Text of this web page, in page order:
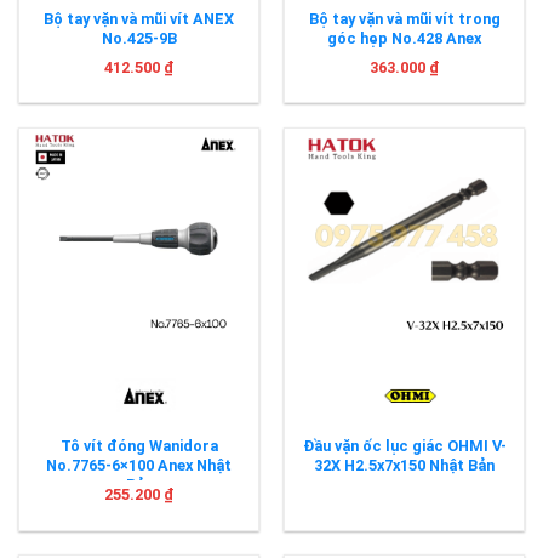
Bộ tay vặn và mũi vít ANEX
No.425-9B
412.500 ₫
Bộ tay vặn và mũi vít trong
góc hẹp No.428 Anex
363.000 ₫
Tô vít đóng Wanidora
No.7765-6×100 Anex Nhật
Bản
255.200 ₫
Đầu vặn ốc lục giác OHMI V-
32X H2.5x7x150 Nhật Bản